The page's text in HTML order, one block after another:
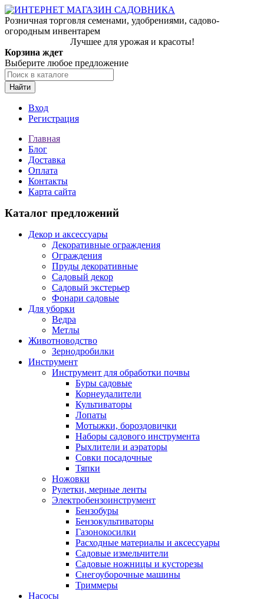
Розничная торговля семенами, удобрениями, садово-
огородным инвентарем
Лучшее для урожая и красоты!
Корзина ждет
Выберите любое предложение
Найти
Вход
Регистрация
Главная
Блог
Доставка
Оплата
Контакты
Карта сайта
Каталог предложений
Декор и аксессуары
Декоративные ограждения
Ограждения
Пруды декоративные
Садовый декор
Садовый экстерьер
Фонари садовые
Для уборки
Ведра
Метлы
Животноводство
Зернодробилки
Инструмент
Инструмент для обработки почвы
Буры садовые
Корнеудалители
Культиваторы
Лопаты
Мотыжки, бороздовички
Наборы садового инструмента
Рыхлители и аэраторы
Совки посадочные
Тяпки
Ножовки
Рулетки, мерные ленты
Электробензоинструмент
Бензобуры
Бензокультиваторы
Газонокосилки
Расходные материалы и аксессуары
Садовые измельчители
Садовые ножницы и кусторезы
Снегоуборочные машины
Триммеры
Насосы